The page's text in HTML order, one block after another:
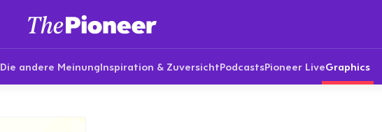
Die andere MeinungInspiration & ZuversichtPodcastsPioneer LiveGraphics